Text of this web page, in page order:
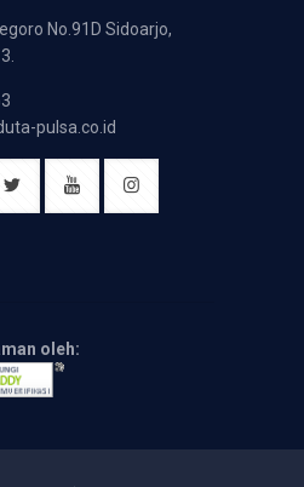
No.91D Sidoarjo,
pulsa.co.id
oleh: